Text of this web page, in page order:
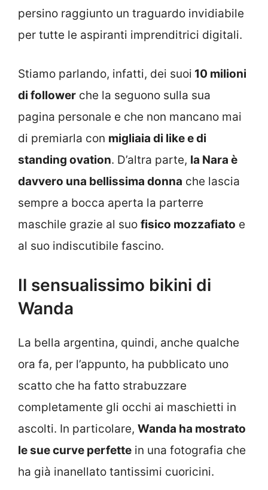
persino raggiunto un traguardo invidiabile
per tutte le aspiranti imprenditrici digitali.
Stiamo parlando, infatti, dei suoi 10 milioni
di follower che la seguono sulla sua
pagina personale e che non mancano mai
di premiarla con migliaia di like e di
standing ovation. D’altra parte, la Nara è
davvero una bellissima donna che lascia
sempre a bocca aperta la parterre
maschile grazie al suo fisico mozzafiato e
al suo indiscutibile fascino.
Il sensualissimo bikini di
Wanda
La bella argentina, quindi, anche qualche
ora fa, per l’appunto, ha pubblicato uno
scatto che ha fatto strabuzzare
completamente gli occhi ai maschietti in
ascolti. In particolare, Wanda ha mostrato
le sue curve perfette in una fotografia che
ha già inanellato tantissimi cuoricini.